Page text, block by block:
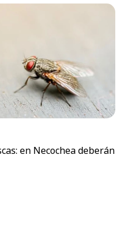
en Necochea deberán